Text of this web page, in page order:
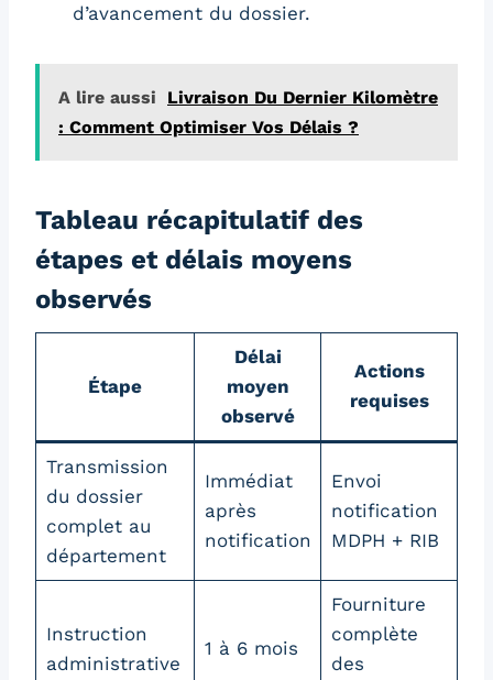
d’avancement du dossier.
A lire aussi
Livraison Du Dernier Kilomètre
: Comment Optimiser Vos Délais ?
Tableau récapitulatif des
étapes et délais moyens
observés
Étape
Délai
moyen
observé
Actions
requises
Transmission
du dossier
complet au
département
Immédiat
après
notification
Envoi
notification
MDPH + RIB
Instruction
administrative
1 à 6 mois
Fourniture
complète
des